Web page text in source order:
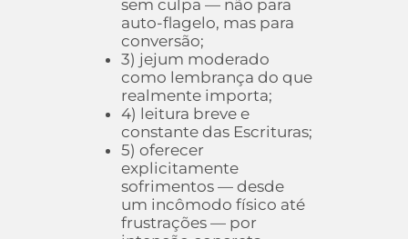
sem culpa — não para
auto-flagelo, mas para
conversão;
3) jejum moderado
como lembrança do que
realmente importa;
4) leitura breve e
constante das Escrituras;
5) oferecer
explicitamente
sofrimentos — desde
um incômodo físico até
frustrações — por